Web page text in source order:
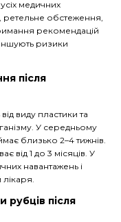
медичних
ретельне обстеження,
рекомендацій
ризики
після
виду пластики та
У середньому
близько 2–4 тижнів.
від 1 до 3 місяців. У
навантажень і
рубців після